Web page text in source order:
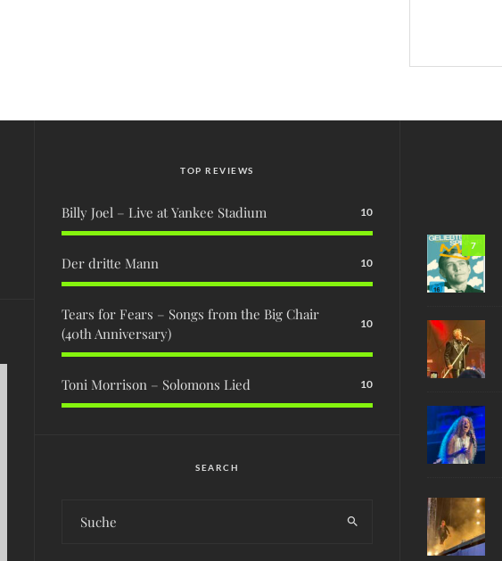
TOP REVIEWS
Billy Joel – Live at Yankee Stadium 10
Der dritte Mann 10
Tears for Fears – Songs from the Big Chair
(40th Anniversary)
10
Toni Morrison – Solomons Lied 10
SEARCH
7